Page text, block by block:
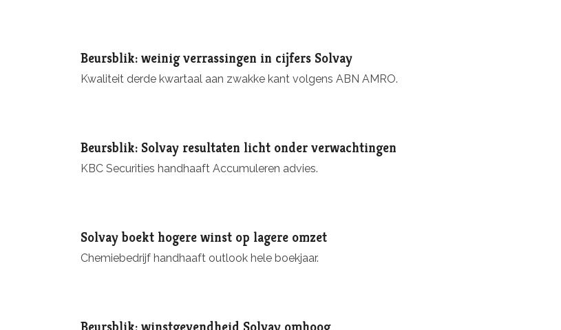
Beursblik: weinig verrassingen in cijfers Solvay
Kwaliteit derde kwartaal aan zwakke kant volgens ABN AMRO.
Beursblik: Solvay resultaten licht onder verwachtingen
KBC Securities handhaaft Accumuleren advies.
Solvay boekt hogere winst op lagere omzet
Chemiebedrijf handhaaft outlook hele boekjaar.